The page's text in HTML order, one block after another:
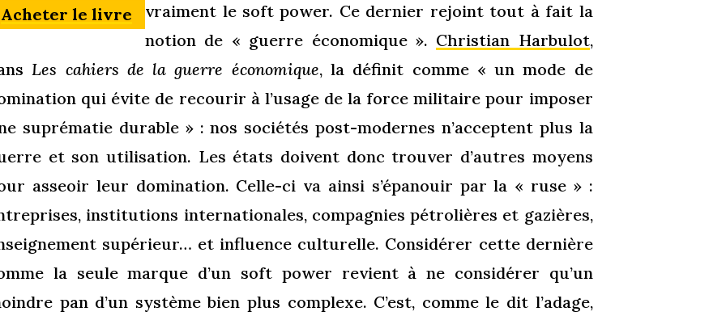
Acheter le livre
vraiment le soft power. Ce dernier rejoint tout à fait la
notion de « guerre économique ». Christian Harbulot,
Les cahiers de la guerre économique, la définit comme « un mode de
qui évite de recourir à l’usage de la force militaire pour imposer
suprématie durable » : nos sociétés post-modernes n’acceptent plus la
et son utilisation. Les états doivent donc trouver d’autres moyens
asseoir leur domination. Celle-ci va ainsi s’épanouir par la « ruse » :
institutions internationales, compagnies pétrolières et gazières,
supérieur… et influence culturelle. Considérer cette dernière
la seule marque d’un soft power revient à ne considérer qu’un
pan d’un système bien plus complexe. C’est, comme le dit l’adage,